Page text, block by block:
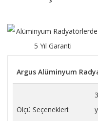
Argus Alüminyum
Ölçü Seçenekleri: